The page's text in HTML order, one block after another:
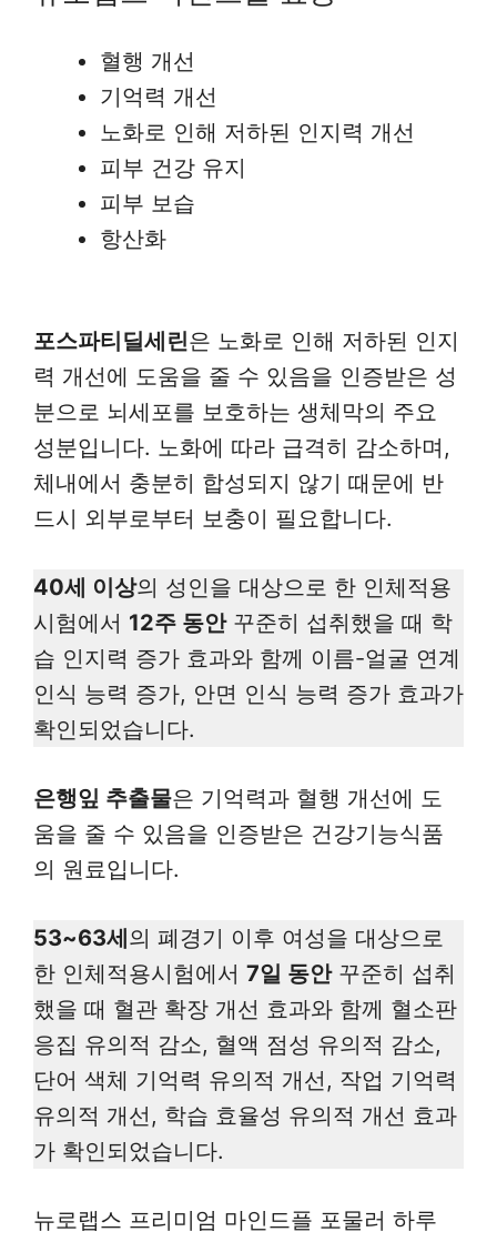
혈행 개선
기억력 개선
노화로 인해 저하된 인지력 개선
피부 건강 유지
피부 보습
항산화
포스파티딜세린은 노화로 인해 저하된 인지
력 개선에 도움을 줄 수 있음을 인증받은 성
분으로 뇌세포를 보호하는 생체막의 주요
성분입니다. 노화에 따라 급격히 감소하며,
체내에서 충분히 합성되지 않기 때문에 반
드시 외부로부터 보충이 필요합니다.
40세 이상의 성인을 대상으로 한 인체적용
시험에서 12주 동안꾸준히 섭취했을 때 학
습 인지력 증가 효과와 함께 이름-얼굴 연계
인식 능력 증가, 안면 인식 능력 증가 효과가
확인되었습니다.
은행잎 추출물은 기억력과 혈행 개선에 도
움을 줄 수 있음을 인증받은 건강기능식품
의 원료입니다.
53~63세의 폐경기 이후 여성을 대상으로
한 인체적용시험에서 7일 동안꾸준히 섭취
했을 때 혈관 확장 개선 효과와 함께 혈소판
응집 유의적 감소, 혈액 점성 유의적 감소,
단어 색체 기억력 유의적 개선, 작업 기억력
유의적 개선, 학습 효율성 유의적 개선 효과
가 확인되었습니다.
뉴로랩스 프리미엄 마인드플 포물러 하루